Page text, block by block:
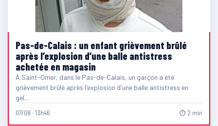
Pas-de-Calais : un enfant grièvement brûlé
après l’explosion d’une balle antistress
achetée en magasin
À Saint-Omer, dans le Pas-de-Calais, un garçon a été
grièvement brûlé après l'explosion d'une balle antistress en
gel…
07/08 · 13h46 ⏱ 2 min